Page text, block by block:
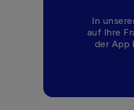
In
auf Ihre
der App